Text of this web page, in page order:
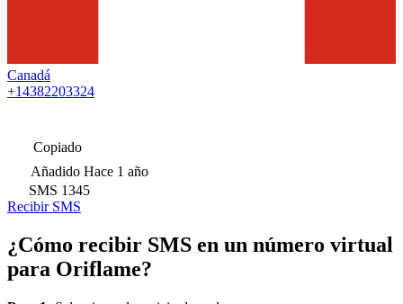
Canadá
+14382203324
Copiado
Añadido Hace 1 año
SMS 1345
Recibir SMS
¿Cómo recibir SMS en un número virtual
para Oriflame?